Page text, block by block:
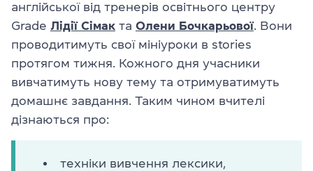
англійської від тренерів освітнього центру
Grade Лідії Сімак та Олени Бочкарьової. Вони
проводитимуть свої мініуроки в stories
протягом тижня. Кожного дня учасники
вивчатимуть нову тему та отримуватимуть
домашнє завдання. Таким чином вчителі
дізнаються про:
техніки вивчення лексики,